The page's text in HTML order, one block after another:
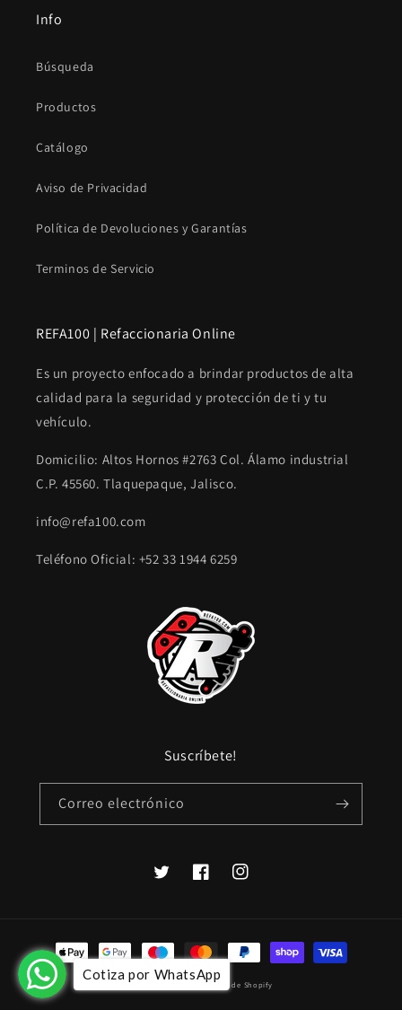
Info
Búsqueda
Productos
Catálogo
Aviso de Privacidad
Política de Devoluciones y Garantías
Terminos de Servicio
REFA100 | Refaccionaria Online
Es un proyecto enfocado a brindar productos de alta
calidad para la seguridad y protección de ti y tu
vehículo.
Domicilio: Altos Hornos #2763 Col. Álamo industrial
C.P. 45560. Tlaquepaque, Jalisco.
info@refa100.com
Teléfono Oficial: +52 33 1944 6259
Suscríbete!
Correo electrónico
TwitterFacebookInstagram
Formas
de
pago
© 2026, Tecnología de Shopify
Cotiza por WhatsApp